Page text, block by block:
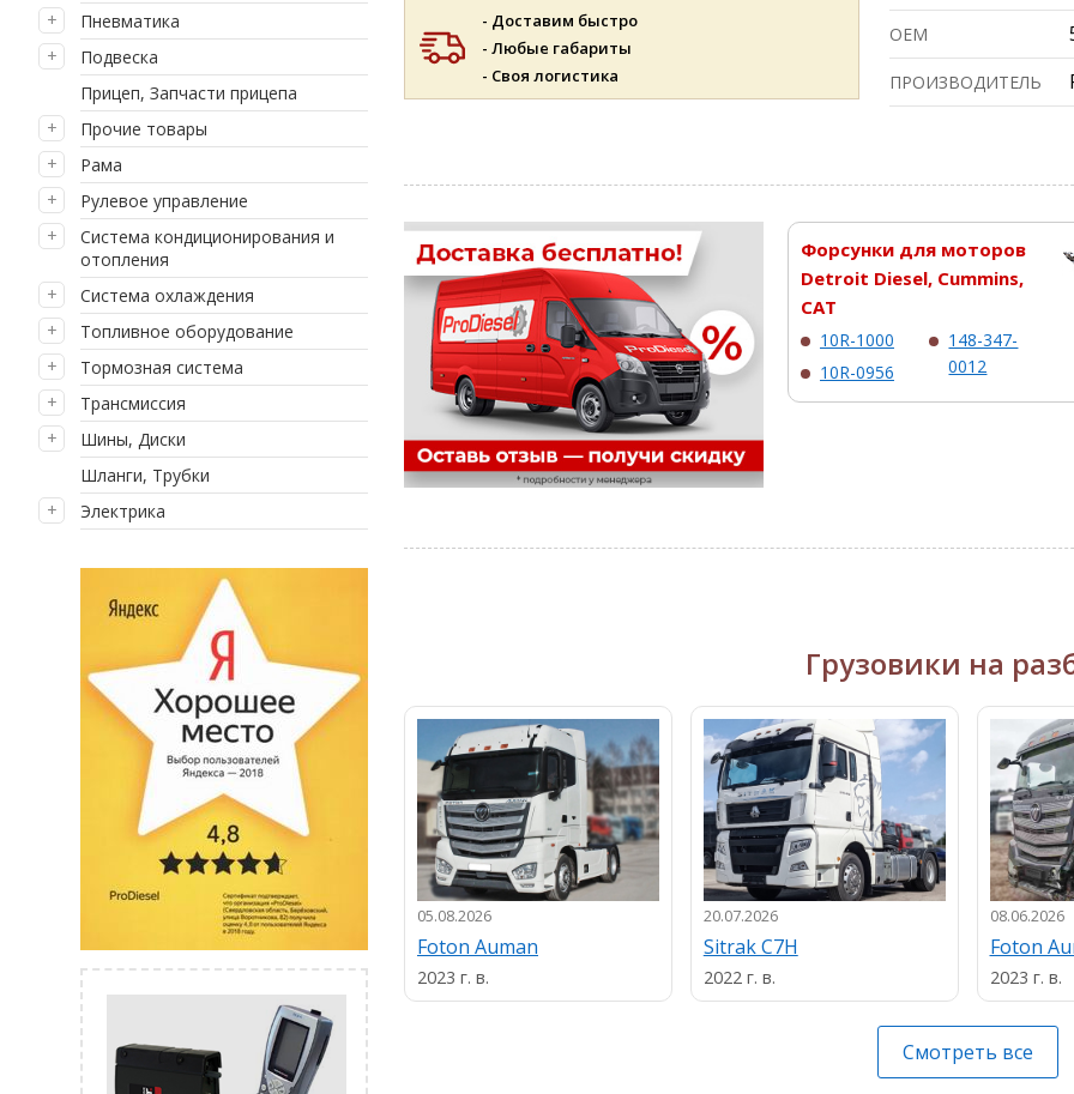
Пневматика
Подвеска
Прицеп, Запчасти прицепа
Прочие товары
Рама
Рулевое управление
Система кондиционирования и
отопления
Система охлаждения
Топливное оборудование
Тормозная система
Трансмиссия
Шины, Диски
Шланги, Трубки
Электрика
- Доставим быстро
- Любые габариты
- Своя логистика
ОЕМ
ПРОИЗВОДИТЕЛЬ
Форсунки для моторов
Detroit Diesel, Cummins,
CAT
10R-1000
10R-0956
148-347-
0012
Грузовики на
05.08.2026
Foton Auman
2023 г. в.
20.07.2026
Sitrak C7H
2022 г. в.
08.06.2026
Foton
2023 г. в.
Смотреть все